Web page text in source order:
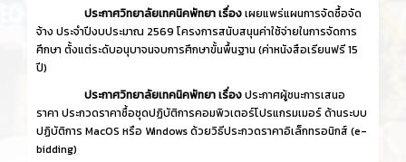
ประกาศวิทยาลัยเทคนิคพัทยา เรื่องเผยแพร่แผนการจัดซื้อจัด
จ้าง ประจำปีงบประมาณ 2569 โครงการสนับสนุนค่าใช้จ่ายในการจัดการ
ศึกษา ตั้งแต่ระดับอนุบาจนจบการศึกษาขั้นพื้นฐาน (ค่าหนังสือเรียนฟรี 15
ปี)
ประกาศวิทยาลัยเทคนิคพัทยา เรื่องประกาศผู้ชนะการเสนอ
ราคา ประกวดราคาซื้อชุดปฏิบัติการคอมพิวเตอร์โปรแกรมเมอร์ ด้านระบบ
ปฏิบัติการ MacOS หรือ Windows ด้วยวิธีประกวดราคาอิเล็กทรอนิกส์ (e-
bidding)